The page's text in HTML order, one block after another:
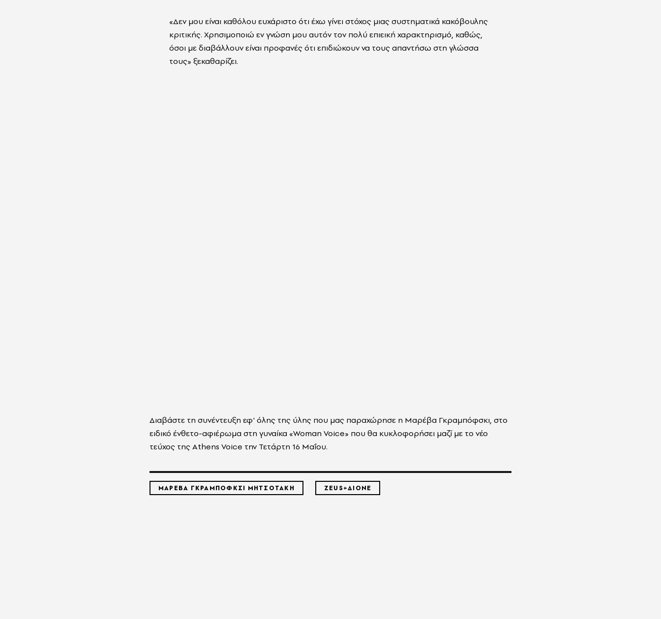
«Δεν μου είναι καθόλου ευχάριστο ότι έχω γίνει στόχος μιας συστηματικά κακόβουλης
κριτικής. Χρησιμοποιώ εν γνώση μου αυτόν τον πολύ επιεική χαρακτηρισμό, καθώς,
όσοι με διαβάλλουν είναι προφανές ότι επιδιώκουν να τους απαντήσω στη γλώσσα
τους» ξεκαθαρίζει.
Διαβάστε τη συνέντευξη εφ' όλης της ύλης που μας παραχώρησε η Μαρέβα Γκραμπόφσκι, στο
ειδικό ένθετο-αφιέρωμα στη γυναίκα «Woman Voice» που θα κυκλοφορήσει μαζί με το νέο
τεύχος της Athens Voice την Τετάρτη 16 Μαΐου.
ΜΑΡΕΒΑ ΓΚΡΑΜΠΟΦΚΣΙ ΜΗΤΣΟΤΑΚΗ ZEUS+ΔIONE